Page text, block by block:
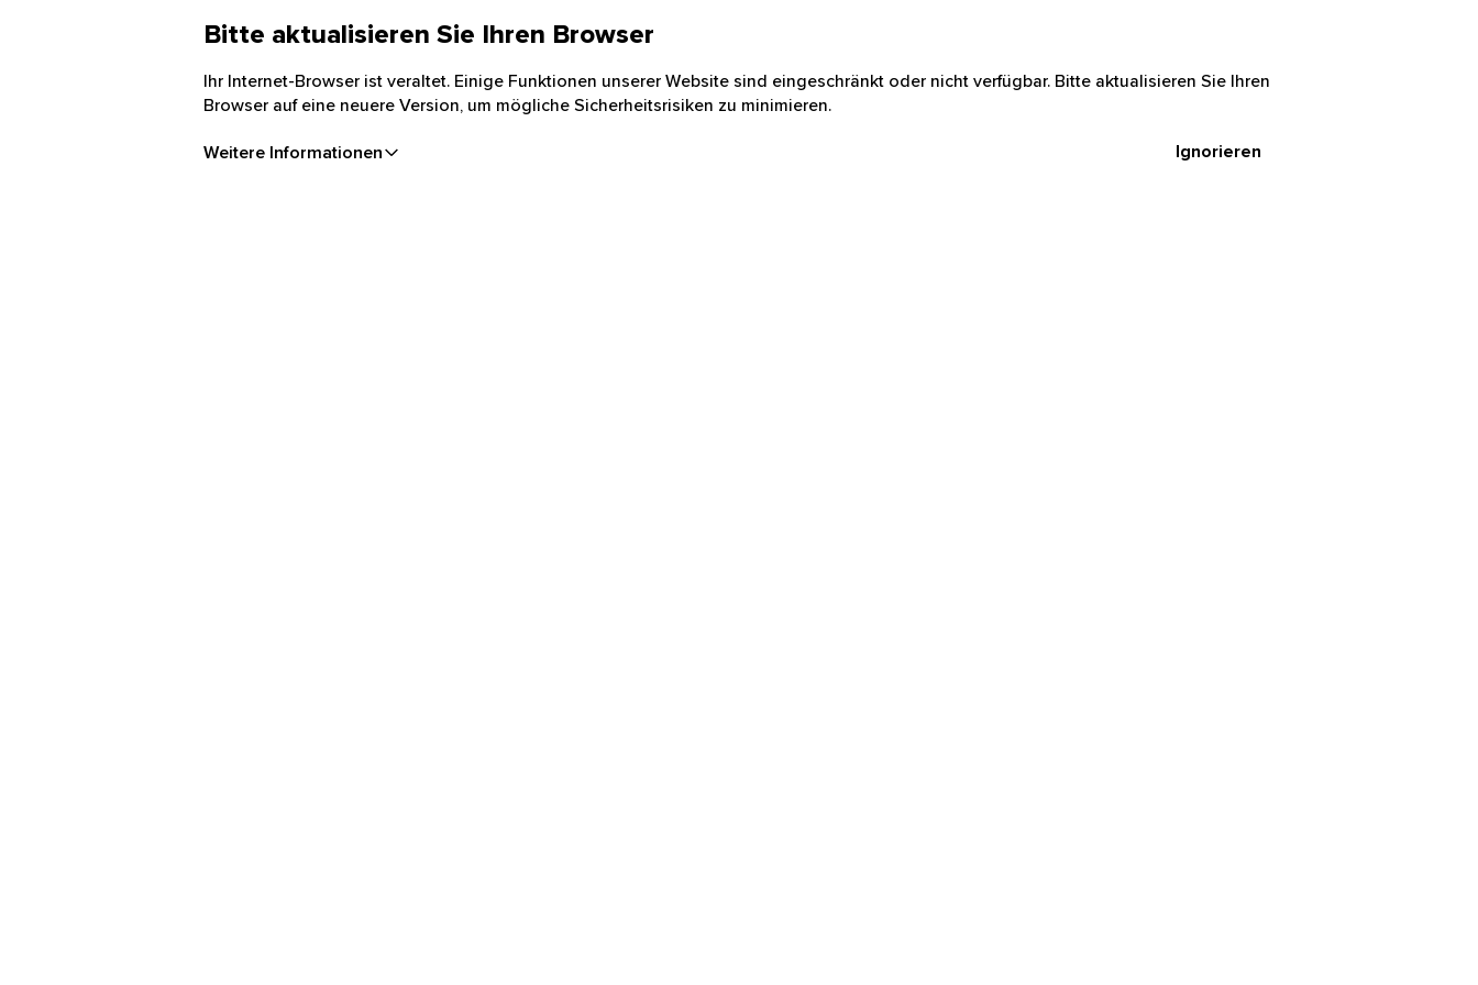
Bitte aktualisieren Sie Ihren Browser
Ihr Internet-Browser ist veraltet. Einige Funktionen unserer Website sind eingeschränkt oder nicht verfügbar. Bitte aktualisieren Sie Ihren
Browser auf eine neuere Version, um mögliche Sicherheitsrisiken zu minimieren.
Weitere Informationen Ignorieren